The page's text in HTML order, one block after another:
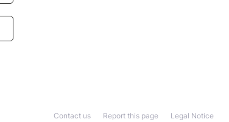
Legal Notice
Report this page
Contact us